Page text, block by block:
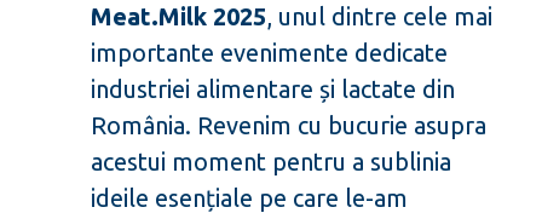
Meat.Milk 2025, unul dintre cele mai
importante evenimente dedicate
industriei alimentare și lactate din
România. Revenim cu bucurie asupra
acestui moment pentru a sublinia
ideile esențiale pe care le-am